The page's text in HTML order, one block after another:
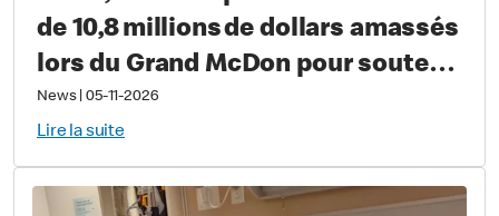
de 10,8 millions de dollars amassés
lors du Grand McDon pour soutenir
les familles qui ont un enfant
gravement malade ou blessé
News| 05-11-2026
Lire la suite